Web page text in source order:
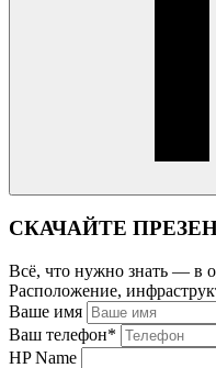
СКАЧАЙТЕ
Всё, что нужно знать — в
Расположение,
Ваше имя
Ваш телефон*
HP Name